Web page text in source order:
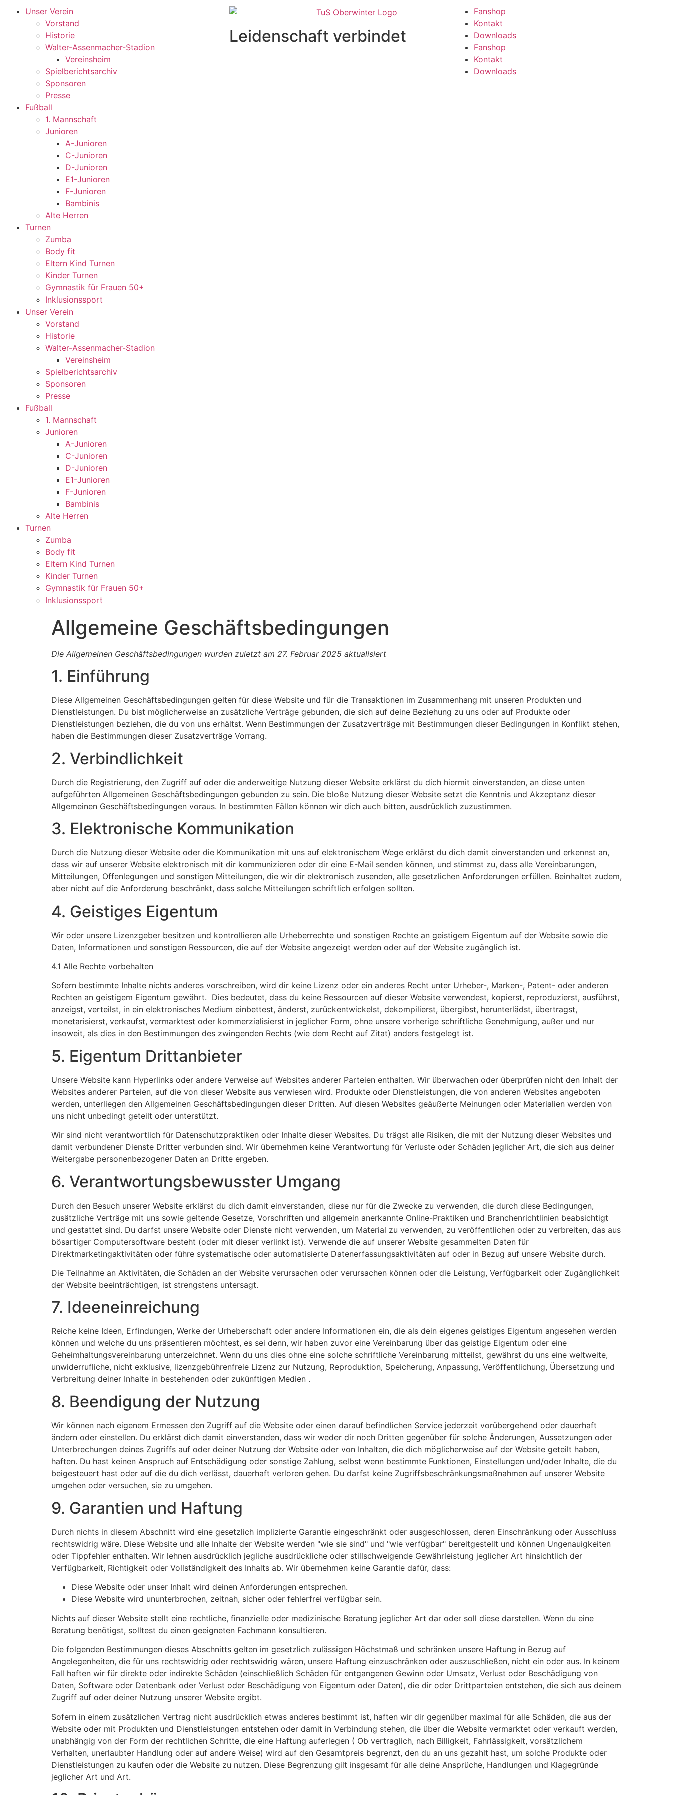
Unser Verein
Vorstand
Historie
Walter-Assenmacher-Stadion
Vereinsheim
Spielberichtsarchiv
Sponsoren
Presse
Fußball
1. Mannschaft
Junioren
A-Junioren
C-Junioren
D-Junioren
E1-Junioren
F-Junioren
Bambinis
Alte Herren
Turnen
Zumba
Body fit
Eltern Kind Turnen
Kinder Turnen
Gymnastik für Frauen 50+
Inklusionssport
Unser Verein
Vorstand
Historie
Walter-Assenmacher-Stadion
Vereinsheim
Spielberichtsarchiv
Sponsoren
Presse
Fußball
1. Mannschaft
Junioren
A-Junioren
C-Junioren
D-Junioren
E1-Junioren
F-Junioren
Bambinis
Alte Herren
Turnen
Zumba
Body fit
Eltern Kind Turnen
Kinder Turnen
Gymnastik für Frauen 50+
Inklusionssport
Leidenschaft verbindet
Fanshop
Kontakt
Downloads
Fanshop
Kontakt
Downloads
Allgemeine Geschäftsbedingungen
Die Allgemeinen Geschäftsbedingungen wurden zuletzt am 27. Februar 2025 aktualisiert
1. Einführung
Diese Allgemeinen Geschäftsbedingungen gelten für diese Website und für die Transaktionen im Zusammenhang mit unseren Produkten und
Dienstleistungen. Du bist möglicherweise an zusätzliche Verträge gebunden, die sich auf deine Beziehung zu uns oder auf Produkte oder
Dienstleistungen beziehen, die du von uns erhältst. Wenn Bestimmungen der Zusatzverträge mit Bestimmungen dieser Bedingungen in Konflikt stehen,
haben die Bestimmungen dieser Zusatzverträge Vorrang.
2. Verbindlichkeit
Durch die Registrierung, den Zugriff auf oder die anderweitige Nutzung dieser Website erklärst du dich hiermit einverstanden, an diese unten
aufgeführten Allgemeinen Geschäftsbedingungen gebunden zu sein. Die bloße Nutzung dieser Website setzt die Kenntnis und Akzeptanz dieser
Allgemeinen Geschäftsbedingungen voraus. In bestimmten Fällen können wir dich auch bitten, ausdrücklich zuzustimmen.
3. Elektronische Kommunikation
Durch die Nutzung dieser Website oder die Kommunikation mit uns auf elektronischem Wege erklärst du dich damit einverstanden und erkennst an,
dass wir auf unserer Website elektronisch mit dir kommunizieren oder dir eine E-Mail senden können, und stimmst zu, dass alle Vereinbarungen,
Mitteilungen, Offenlegungen und sonstigen Mitteilungen, die wir dir elektronisch zusenden, alle gesetzlichen Anforderungen erfüllen. Beinhaltet zudem,
aber nicht auf die Anforderung beschränkt, dass solche Mitteilungen schriftlich erfolgen sollten.
4. Geistiges Eigentum
Wir oder unsere Lizenzgeber besitzen und kontrollieren alle Urheberrechte und sonstigen Rechte an geistigem Eigentum auf der Website sowie die
Daten, Informationen und sonstigen Ressourcen, die auf der Website angezeigt werden oder auf der Website zugänglich ist.
4.1 Alle Rechte vorbehalten
Sofern bestimmte Inhalte nichts anderes vorschreiben, wird dir keine Lizenz oder ein anderes Recht unter Urheber-, Marken-, Patent- oder anderen
Rechten an geistigem Eigentum gewährt. Dies bedeutet, dass du keine Ressourcen auf dieser Website verwendest, kopierst, reproduzierst, ausführst,
anzeigst, verteilst, in ein elektronisches Medium einbettest, änderst, zurückentwickelst, dekompilierst, übergibst, herunterlädst, übertragst,
monetarisierst, verkaufst, vermarktest oder kommerzialisierst in jeglicher Form, ohne unsere vorherige schriftliche Genehmigung, außer und nur
insoweit, als dies in den Bestimmungen des zwingenden Rechts (wie dem Recht auf Zitat) anders festgelegt ist.
5. Eigentum Drittanbieter
Unsere Website kann Hyperlinks oder andere Verweise auf Websites anderer Parteien enthalten. Wir überwachen oder überprüfen nicht den Inhalt der
Websites anderer Parteien, auf die von dieser Website aus verwiesen wird. Produkte oder Dienstleistungen, die von anderen Websites angeboten
werden, unterliegen den Allgemeinen Geschäftsbedingungen dieser Dritten. Auf diesen Websites geäußerte Meinungen oder Materialien werden von
uns nicht unbedingt geteilt oder unterstützt.
Wir sind nicht verantwortlich für Datenschutzpraktiken oder Inhalte dieser Websites. Du trägst alle Risiken, die mit der Nutzung dieser Websites und
damit verbundener Dienste Dritter verbunden sind. Wir übernehmen keine Verantwortung für Verluste oder Schäden jeglicher Art, die sich aus deiner
Weitergabe personenbezogener Daten an Dritte ergeben.
6. Verantwortungsbewusster Umgang
Durch den Besuch unserer Website erklärst du dich damit einverstanden, diese nur für die Zwecke zu verwenden, die durch diese Bedingungen,
zusätzliche Verträge mit uns sowie geltende Gesetze, Vorschriften und allgemein anerkannte Online-Praktiken und Branchenrichtlinien beabsichtigt
und gestattet sind. Du darfst unsere Website oder Dienste nicht verwenden, um Material zu verwenden, zu veröffentlichen oder zu verbreiten, das aus
bösartiger Computersoftware besteht (oder mit dieser verlinkt ist). Verwende die auf unserer Website gesammelten Daten für
Direktmarketingaktivitäten oder führe systematische oder automatisierte Datenerfassungsaktivitäten auf oder in Bezug auf unsere Website durch.
Die Teilnahme an Aktivitäten, die Schäden an der Website verursachen oder verursachen können oder die Leistung, Verfügbarkeit oder Zugänglichkeit
der Website beeinträchtigen, ist strengstens untersagt.
7. Ideeneinreichung
Reiche keine Ideen, Erfindungen, Werke der Urheberschaft oder andere Informationen ein, die als dein eigenes geistiges Eigentum angesehen werden
können und welche du uns präsentieren möchtest, es sei denn, wir haben zuvor eine Vereinbarung über das geistige Eigentum oder eine
Geheimhaltungsvereinbarung unterzeichnet. Wenn du uns dies ohne eine solche schriftliche Vereinbarung mitteilst, gewährst du uns eine weltweite,
unwiderrufliche, nicht exklusive, lizenzgebührenfreie Lizenz zur Nutzung, Reproduktion, Speicherung, Anpassung, Veröffentlichung, Übersetzung und
Verbreitung deiner Inhalte in bestehenden oder zukünftigen Medien .
8. Beendigung der Nutzung
Wir können nach eigenem Ermessen den Zugriff auf die Website oder einen darauf befindlichen Service jederzeit vorübergehend oder dauerhaft
ändern oder einstellen. Du erklärst dich damit einverstanden, dass wir weder dir noch Dritten gegenüber für solche Änderungen, Aussetzungen oder
Unterbrechungen deines Zugriffs auf oder deiner Nutzung der Website oder von Inhalten, die dich möglicherweise auf der Website geteilt haben,
haften. Du hast keinen Anspruch auf Entschädigung oder sonstige Zahlung, selbst wenn bestimmte Funktionen, Einstellungen und/oder Inhalte, die du
beigesteuert hast oder auf die du dich verlässt, dauerhaft verloren gehen. Du darfst keine Zugriffsbeschränkungsmaßnahmen auf unserer Website
umgehen oder versuchen, sie zu umgehen.
9. Garantien und Haftung
Durch nichts in diesem Abschnitt wird eine gesetzlich implizierte Garantie eingeschränkt oder ausgeschlossen, deren Einschränkung oder Ausschluss
rechtswidrig wäre. Diese Website und alle Inhalte der Website werden "wie sie sind" und "wie verfügbar" bereitgestellt und können Ungenauigkeiten
oder Tippfehler enthalten. Wir lehnen ausdrücklich jegliche ausdrückliche oder stillschweigende Gewährleistung jeglicher Art hinsichtlich der
Verfügbarkeit, Richtigkeit oder Vollständigkeit des Inhalts ab. Wir übernehmen keine Garantie dafür, dass:
Diese Website oder unser Inhalt wird deinen Anforderungen entsprechen.
Diese Website wird ununterbrochen, zeitnah, sicher oder fehlerfrei verfügbar sein.
Nichts auf dieser Website stellt eine rechtliche, finanzielle oder medizinische Beratung jeglicher Art dar oder soll diese darstellen. Wenn du eine
Beratung benötigst, solltest du einen geeigneten Fachmann konsultieren.
Die folgenden Bestimmungen dieses Abschnitts gelten im gesetzlich zulässigen Höchstmaß und schränken unsere Haftung in Bezug auf
Angelegenheiten, die für uns rechtswidrig oder rechtswidrig wären, unsere Haftung einzuschränken oder auszuschließen, nicht ein oder aus. In keinem
Fall haften wir für direkte oder indirekte Schäden (einschließlich Schäden für entgangenen Gewinn oder Umsatz, Verlust oder Beschädigung von
Daten, Software oder Datenbank oder Verlust oder Beschädigung von Eigentum oder Daten), die dir oder Drittparteien entstehen, die sich aus deinem
Zugriff auf oder deiner Nutzung unserer Website ergibt.
Sofern in einem zusätzlichen Vertrag nicht ausdrücklich etwas anderes bestimmt ist, haften wir dir gegenüber maximal für alle Schäden, die aus der
Website oder mit Produkten und Dienstleistungen entstehen oder damit in Verbindung stehen, die über die Website vermarktet oder verkauft werden,
unabhängig von der Form der rechtlichen Schritte, die eine Haftung auferlegen ( Ob vertraglich, nach Billigkeit, Fahrlässigkeit, vorsätzlichem
Verhalten, unerlaubter Handlung oder auf andere Weise) wird auf den Gesamtpreis begrenzt, den du an uns gezahlt hast, um solche Produkte oder
Dienstleistungen zu kaufen oder die Website zu nutzen. Diese Begrenzung gilt insgesamt für alle deine Ansprüche, Handlungen und Klagegründe
jeglicher Art und Art.